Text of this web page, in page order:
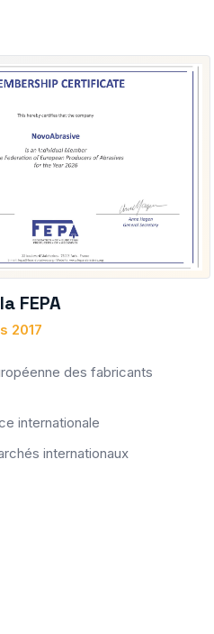
FEPA
2017
des fabricants
internationale
internationaux